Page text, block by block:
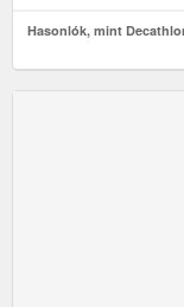
Hasonlók, mint